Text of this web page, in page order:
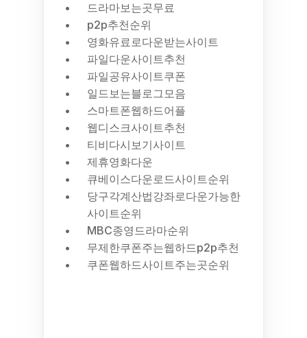
드라마보는곳무료
p2p추천순위
영화유료로다운받는사이트
파일다운사이트추천
파일공유사이트쿠폰
일드보는블로그모음
스마트폰웹하드어플
웹디스크사이트추천
티비다시보기사이트
제휴영화다운
큐베이스다운로드사이트순위
당구각계산법강좌로다운가능한
사이트순위
MBC종영드라마순위
무제한쿠폰주는웹하드p2p추천
쿠폰웹하드사이트주는곳순위